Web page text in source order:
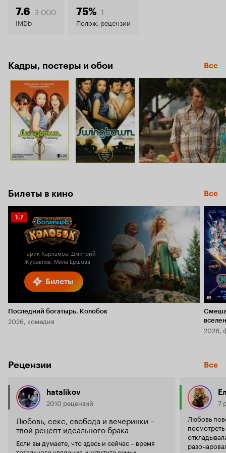
7.5
7.6 3 000
IMDb
75% 1
Полож. рецензии
Кадры, постеры и обои Все
Билеты в кино Все
Билеты
Рейтинг
Кинопоиска
1.7
Гарик Харламов, Дмитрий
Журавлев, Мила Ершова
Последний богатырь. Колобок
2026, комедия
2026,
Рецензии Все
hatalikov
2010 рецензий
Любовь, секс, свобода и вечеринки –
твой рецепт идеального брака
Если вы думаете, что здесь и сейчас – время
7
Любовь повсюду… Давно